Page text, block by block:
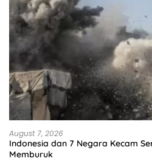
August 7, 2026
Indonesia dan 7 Negara Kecam
Memburuk